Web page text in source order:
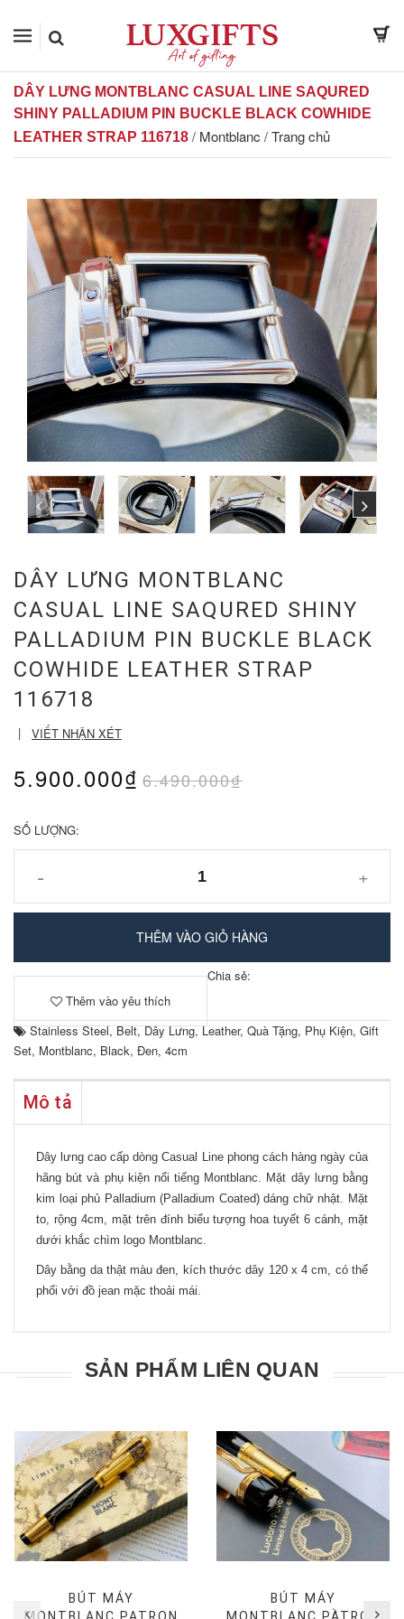
DÂY LƯNG MONTBLANC CASUAL LINE SAQURED
SHINY PALLADIUM PIN BUCKLE BLACK COWHIDE
LEATHER STRAP 116718 / Montblanc / Trang chủ
DÂY LƯNG MONTBLANC
CASUAL LINE SAQURED SHINY
PALLADIUM PIN BUCKLE BLACK
COWHIDE LEATHER STRAP
116718
| VIẾT NHẬN XÉT
5.900.000₫ 6.490.000₫
SỐ LƯỢNG:
- +
THÊM VÀO GIỎ HÀNG
Thêm vào yêu thích
Chia sẻ:
Stainless Steel,Belt,Dây Lưng,Leather, Quà Tặng, Phụ Kiện, Gift
Set, Montblanc, Black, Đen, 4cm
Mô tả
Dây lưng cao cấp dòng Casual Line phong cách hàng ngày của
hãng bút và phụ kiện nổi tiếng Montblanc. Mặt dây lưng bằng
kim loại phủ Palladium (Palladium Coated) dáng chữ nhật. Mặt
to, rộng 4cm, mặt trên đính biểu tượng hoa tuyết 6 cánh, mặt
dưới khắc chìm logo Montblanc.
Dây bằng da thật màu đen, kích thước dây 120 x 4 cm, có thể
phối với đồ jean mặc thoải mái.
SẢN PHẨM LIÊN QUAN
BÚT MÁY
BÚT MÁY